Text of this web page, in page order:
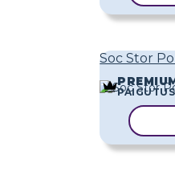
Soc Stor
PAIGUTUS